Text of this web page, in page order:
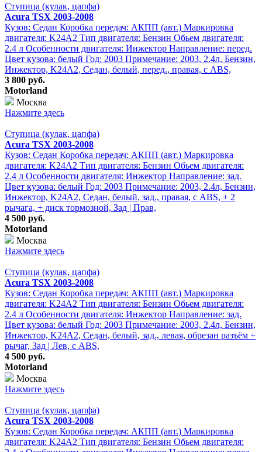
Ступица (кулак, цапфа)
Acura TSX 2003-2008
Кузов: Седан Коробка передач: АКПП (авт.) Маркировка
двигателя: K24A2 Тип двигателя: Бензин Обьем двигателя:
2.4 л Особенности двигателя: Инжектор Направление: перед.
Цвет кузова: белый Год: 2003 Примечание: 2003, 2.4л, Бензин,
Инжектор, K24A2, Седан, белый, перед., правая, с ABS,
3 800 руб.
Motorland
Москва
Нажмите здесь
Ступица (кулак, цапфа)
Acura TSX 2003-2008
Кузов: Седан Коробка передач: АКПП (авт.) Маркировка
двигателя: K24A2 Тип двигателя: Бензин Обьем двигателя:
2.4 л Особенности двигателя: Инжектор Направление: зад.
Цвет кузова: белый Год: 2003 Примечание: 2003, 2.4л, Бензин,
Инжектор, K24A2, Седан, белый, зад., правая, с ABS, + 2
рычага, + диск тормозной, Зад | Прав,
4 500 руб.
Motorland
Москва
Нажмите здесь
Ступица (кулак, цапфа)
Acura TSX 2003-2008
Кузов: Седан Коробка передач: АКПП (авт.) Маркировка
двигателя: K24A2 Тип двигателя: Бензин Обьем двигателя:
2.4 л Особенности двигателя: Инжектор Направление: зад.
Цвет кузова: белый Год: 2003 Примечание: 2003, 2.4л, Бензин,
Инжектор, K24A2, Седан, белый, зад., левая, обрезан разъём +
рычаг, Зад | Лев, с ABS,
4 500 руб.
Motorland
Москва
Нажмите здесь
Ступица (кулак, цапфа)
Acura TSX 2003-2008
Кузов: Седан Коробка передач: АКПП (авт.) Маркировка
двигателя: K24A2 Тип двигателя: Бензин Обьем двигателя: